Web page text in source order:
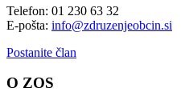
Telefon: 01 230 63 32
E-pošta: info@zdruzenjeobcin.si
Postanite član
O ZOS